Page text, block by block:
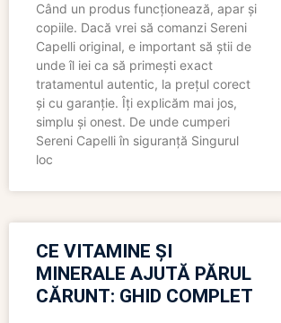
Când un produs funcționează, apar și
copiile. Dacă vrei să comanzi Sereni
Capelli original, e important să știi de
unde îl iei ca să primești exact
tratamentul autentic, la prețul corect
și cu garanție. Îți explicăm mai jos,
simplu și onest. De unde cumperi
Sereni Capelli în siguranță Singurul
loc
CE VITAMINE ȘI
MINERALE AJUTĂ PĂRUL
CĂRUNT: GHID COMPLET